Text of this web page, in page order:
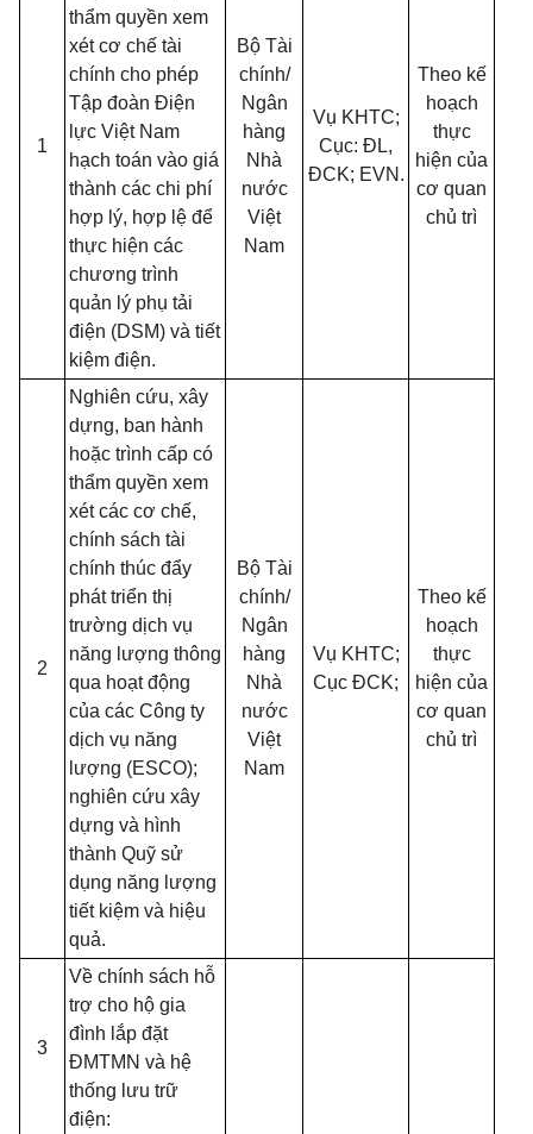
1
thẩm quyền xem
xét cơ chế tài
chính cho phép
Tập đoàn Điện
lực Việt Nam
hạch toán vào giá
thành các chi phí
hợp lý, hợp lệ để
thực hiện các
chương trình
quản lý phụ tải
điện (DSM) và tiết
kiệm điện.
Bộ Tài
chính/
Ngân
hàng
Nhà
nước
Việt
Nam
Vụ KHTC;
Cục: ĐL,
ĐCK; EVN.
Theo kế
hoạch
thực
hiện của
cơ quan
chủ trì
2
Nghiên cứu, xây
dựng, ban hành
hoặc trình cấp có
thẩm quyền xem
xét các cơ chế,
chính sách tài
chính thúc đẩy
phát triển thị
trường dịch vụ
năng lượng thông
qua hoạt động
của các Công ty
dịch vụ năng
lượng (ESCO);
nghiên cứu xây
dựng và hình
thành Quỹ sử
dụng năng lượng
tiết kiệm và hiệu
quả.
Bộ Tài
chính/
Ngân
hàng
Nhà
nước
Việt
Nam
Vụ KHTC;
Cục ĐCK;
Theo kế
hoạch
thực
hiện của
cơ quan
chủ trì
3
Về chính sách hỗ
trợ cho hộ gia
đình lắp đặt
ĐMTMN và hệ
thống lưu trữ
điện: